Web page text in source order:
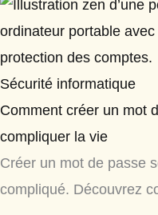
Sécurité informatique
Comment créer un mot
compliquer la vie
Créer un mot de passe
compliqué. Découvrez